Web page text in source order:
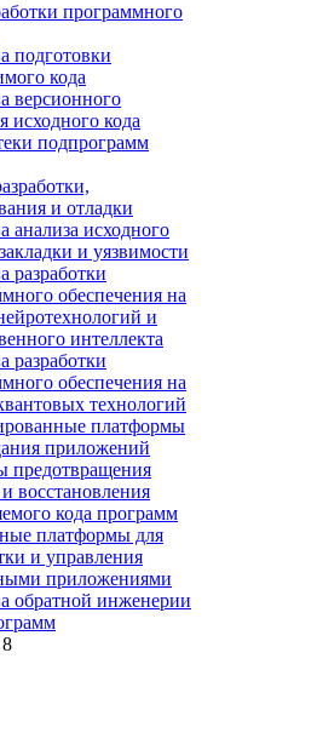
программного
подготовки
кода
версионного
исходного кода
подпрограмм
и отладки
анализа исходного
и уязвимости
разработки
обеспечения на
и
интеллекта
разработки
обеспечения на
технологий
платформы
приложений
предотвращения
восстановления
кода программ
платформы для
и управления
приложениями
обратной инженерии